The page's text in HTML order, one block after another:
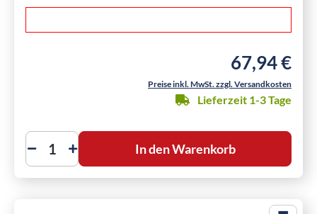
Regulärer
67,94 €
Preise inkl. MwSt. zzgl. Versandkosten
Lieferzeit 1-3 Tage
In den Warenkorb